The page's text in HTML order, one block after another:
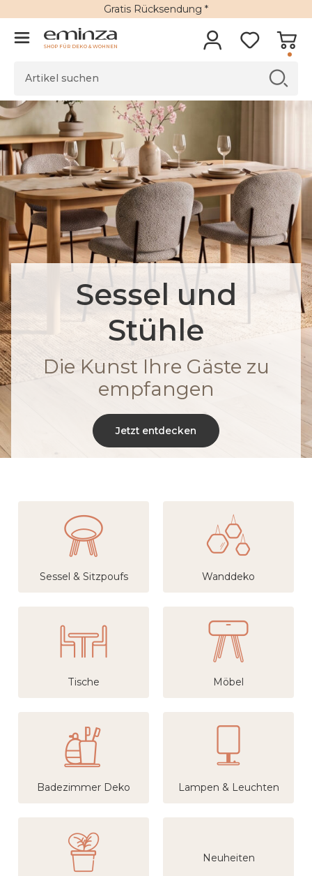
Gratis Rücksendung *
SHOP FÜR DEKO & WOHNEN
Sessel und
Stühle
Die Kunst Ihre Gäste zu
empfangen
Jetzt entdecken
Sessel & Sitzpoufs Wanddeko
Tische Möbel
Badezimmer Deko Lampen & Leuchten
Neuheiten